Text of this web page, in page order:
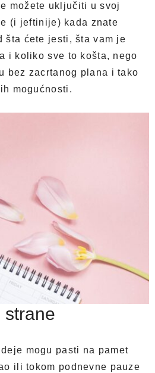
možete uključiti u svoj
(i jeftinije) kada znate
šta ćete jesti, šta vam je
i koliko sve to košta, nego
bez zacrtanog plana i tako
mogućnosti.
strane
mogu pasti na pamet
ili tokom podnevne pauze